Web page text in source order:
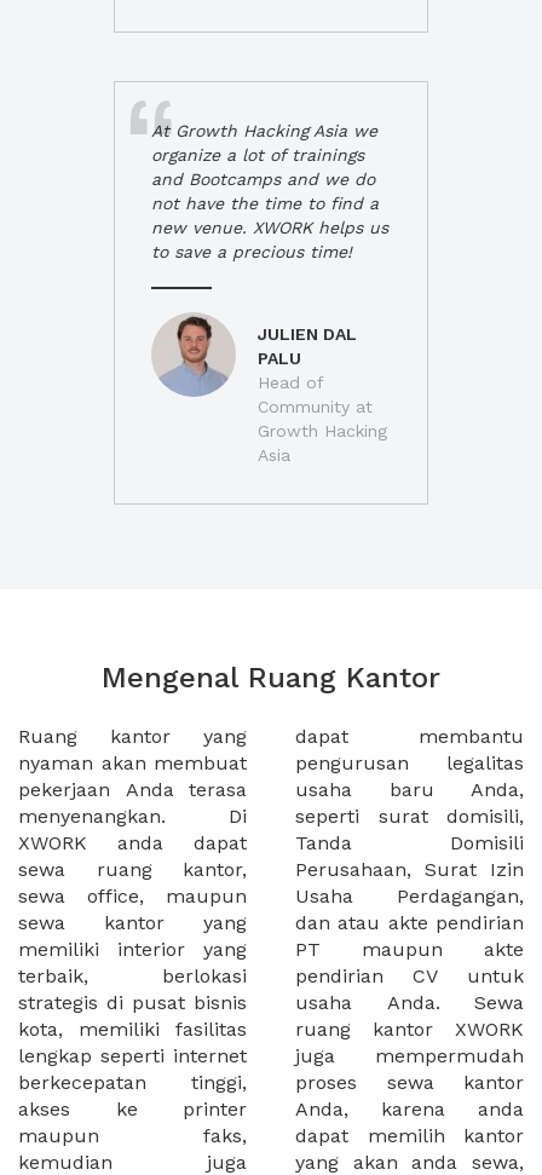
At Growth Hacking Asia we
organize a lot of trainings
and Bootcamps and we do
not have the time to find a
new venue. XWORK helps us
to save a precious time!
JULIEN DAL
PALU
Head of
Community at
Growth Hacking
Asia
Mengenal Ruang Kantor
Ruang kantor yang
nyaman akan membuat
pekerjaan Anda terasa
menyenangkan. Di
XWORK anda dapat
sewa ruang kantor,
sewa office, maupun
sewa kantor yang
memiliki interior yang
terbaik, berlokasi
strategis di pusat bisnis
kota, memiliki fasilitas
lengkap seperti internet
berkecepatan tinggi,
akses ke printer
maupun faks,
kemudian juga
dapat membantu
pengurusan legalitas
usaha baru Anda,
seperti surat domisili,
Tanda Domisili
Perusahaan, Surat Izin
Usaha Perdagangan,
dan atau akte pendirian
PT maupun akte
pendirian CV untuk
usaha Anda. Sewa
ruang kantor XWORK
juga mempermudah
proses sewa kantor
Anda, karena anda
dapat memilih kantor
yang akan anda sewa,